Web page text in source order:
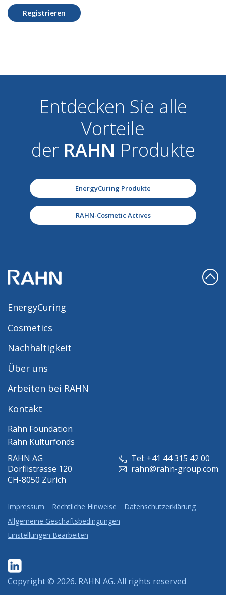
Registrieren
Entdecken Sie alle
Vorteile
der RAHN Produkte
EnergyCuring Produkte
RAHN-Cosmetic Actives
RAHN AG
Dörflistrasse 120
CH-8050 Zürich
Tel: +41 44 315 42 00
rahn@rahn-group.com
EnergyCuring
Cosmetics
Nachhaltigkeit
Über uns
Arbeiten bei RAHN
Kontakt
Rahn Foundation
Rahn Kulturfonds
Impressum Rechtliche Hinweise
Datenschutzerklärung
Allgemeine Geschäftsbedingungen
Einstellungen Bearbeiten
Copyright © 2026. RAHN AG. All rights reserved